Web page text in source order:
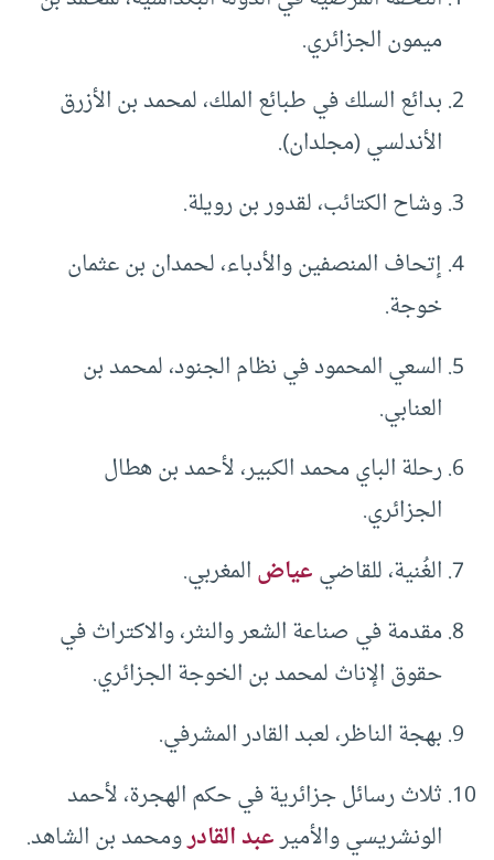
ميمون الجزائري.
بدائع السلك في طبائع الملك، لمحمد بن الأزرق
الأندلسي (مجلدان).
وشاح الكتائب، لقدور بن رويلة.
إتحاف المنصفين والأدباء، لحمدان بن عثمان
خوجة.
السعي المحمود في نظام الجنود، لمحمد بن
العنابي.
رحلة الباي محمد الكبير، لأحمد بن هطال
الجزائري.
الغُنية، للقاضيعياضالمغربي.
مقدمة في صناعة الشعر والنثر، والاكتراث في
حقوق الإناث لمحمد بن الخوجة الجزائري.
بهجة الناظر، لعبد القادر المشرفي.
ثلاث رسائل جزائرية في حكم الهجرة، لأحمد
الونشريسي والأميرعبد القادرومحمد بن الشاهد.